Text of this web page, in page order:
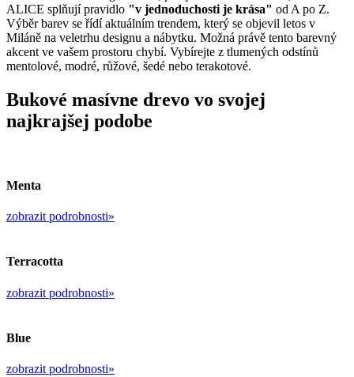
ALICE splňují pravidlo "v jednoduchosti je krása" od A po Z.
Výběr barev se řídí aktuálním trendem, který se objevil letos v
Miláně na veletrhu designu a nábytku. Možná právě tento barevný
akcent ve vašem prostoru chybí. Vybírejte z tlumených odstínů
mentolové, modré, růžové, šedé nebo terakotové.
Bukové masívne drevo vo svojej
najkrajšej podobe
Menta
zobrazit podrobnosti»
Terracotta
zobrazit podrobnosti»
Blue
zobrazit podrobnosti»